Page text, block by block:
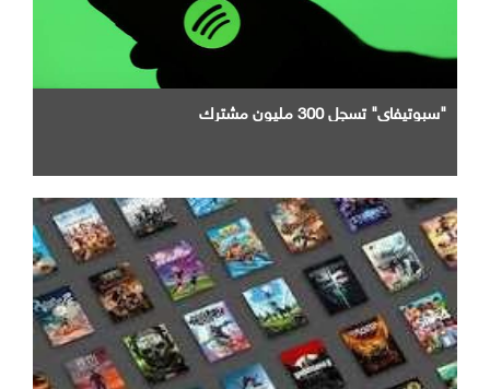
"سبوتيفاي" تسجل 300 مليون مشترك